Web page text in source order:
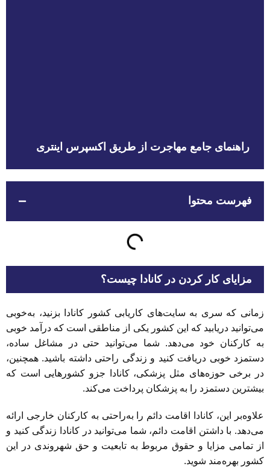
راهنمای جامع مهاجرت از طریق اکسپرس اینتری
فهرست محتوا
مزایای کار کردن در کانادا چیست؟
زمانی که سری به سایت‌های کاریابی کشور کانادا بزنید، به‌خوبی
می‌توانید دریابید که این کشور یکی از مناطقی است که درآمد خوبی
به کارکنان خود می‌دهد. شما می‌توانید حتی در مشاغل ساده،
دستمزد خوبی دریافت کنید و زندگی راحتی داشته باشید. همچنین،
در برخی حوزه‌های مثل پزشکی، کانادا جزو کشورهایی است که
بیشترین دستمزد را به پزشکان پرداخت می‌کند.
علاوه‌بر این، کانادا اقامت دائم را به‌راحتی به کارکنان خارجی ارائه
می‌دهد. با داشتن اقامت دائم، شما می‌توانید در کانادا زندگی کنید و
از تمامی مزایا و حقوق مربوط به تابعیت و حق شهروندی در این
کشور بهره‌مند شوید.